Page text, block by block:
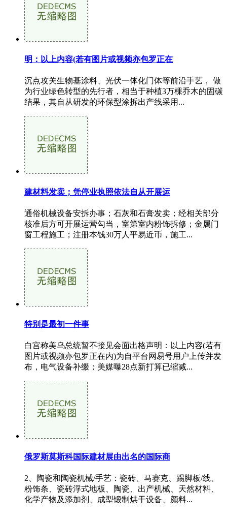
明：以上内容(若有图片或视频亦包罗正在
沉点攻关生物基涂料、光伏一体化门体等前沿手艺， 做
为行业绿色转型的先行者，相当于种植3万棵乔木的固碳
结果，其自从研发的环保型涂拆出产线采用...
建材料发卖；凭停业执照依法自从开展运
通俗机械设备安拆办事；石灰和石膏发卖；经相关部分
核准后方可开展运营勾当，室第室内粉饰拆修；金属门
窗工程施工；注册本钱30万人平易近币，施工...
特别是最初一件事
白宫称美乌总统暂不接见会面出格声明：以上内容(若有
图片或视频亦包罗正在内)为自平台网易号用户上传并发
布，电气设备补缀；美媒曝28点新打算已缩减...
俄罗斯莫斯科国际建材展由出名的国际商
2、陶瓷和陶瓷机械/手艺：瓷砖、马赛克、踢脚板/线、
粉饰条、瓷砖浮式地板、陶瓷、出产机械、天然材料、
化学产物及添加剂、成型锻制烘干设备、颜料...